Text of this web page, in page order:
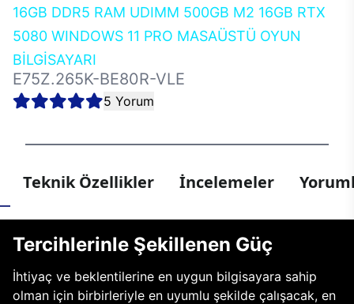
16GB DDR5 RAM UDIMM 500GB M2 16GB RTX
5080 WINDOWS 11 PRO MASAÜSTÜ OYUN
BİLGİSAYARI
E75Z.265K-BE80R-VLE
5 Yorum
Teknik Özellikler İncelemeler
Tercihlerinle Şekillenen Güç
İhtiyaç ve beklentilerine en uygun bilgisayara sahip
olman için birbirleriyle en uyumlu şekilde çalışacak, en